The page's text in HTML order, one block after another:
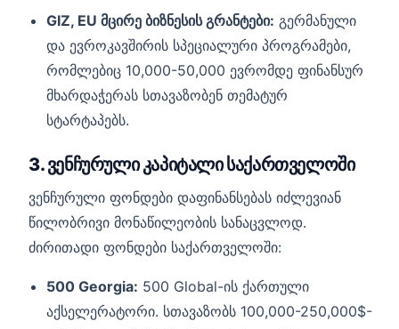
GIZ, EU მცირე ბიზნესის გრანტები: გერმანული
და ევროკავშირის სპეციალური პროგრამები,
რომლებიც 10,000-50,000 ევრომდე ფინანსურ
მხარდაჭერას სთავაზობენ თემატურ
სტარტაპებს.
3. ვენჩურული კაპიტალი საქართველოში
ვენჩურული ფონდები დაფინანსებას იძლევიან
წილობრივი მონაწილეობის სანაცვლოდ.
ძირითადი ფონდები საქართველოში:
500 Georgia: 500 Global-ის ქართული
აქსელერატორი. სთავაზობს 100,000-250,000$-